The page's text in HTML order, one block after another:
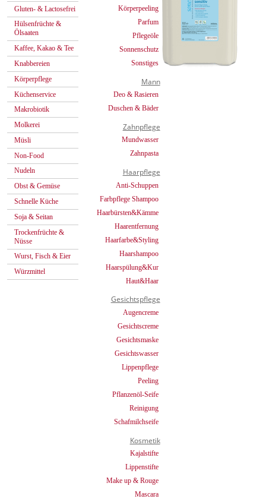
Gluten- & Lactosefrei
Hülsenfrüchte &
Ölsaaten
Kaffee, Kakao & Tee
Knabbereien
Körperpflege
Küchenservice
Makrobiotik
Molkerei
Müsli
Non-Food
Nudeln
Obst & Gemüse
Schnelle Küche
Soja & Seitan
Trockenfrüchte &
Nüsse
Wurst, Fisch & Eier
Würzmittel
Körperpeeling
Parfum
Pflegeöle
Sonnenschutz
Sonstiges
Mann
Deo & Rasieren
Duschen & Bäder
Zahnpflege
Mundwasser
Zahnpasta
Haarpflege
Anti-Schuppen
Farbpflege Shampoo
Haarbürsten&Kämme
Haarentfernung
Haarfarbe&Styling
Haarshampoo
Haarspülung&Kur
Haut&Haar
Gesichtspflege
Augencreme
Gesichtscreme
Gesichtsmaske
Gesichtswasser
Lippenpflege
Peeling
Pflanzenöl-Seife
Reinigung
Schafmilchseife
Kosmetik
Kajalstifte
Lippenstifte
Make up & Rouge
Mascara